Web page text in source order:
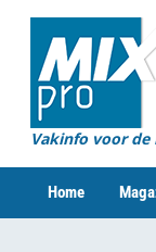
Vakinfo voor
Home